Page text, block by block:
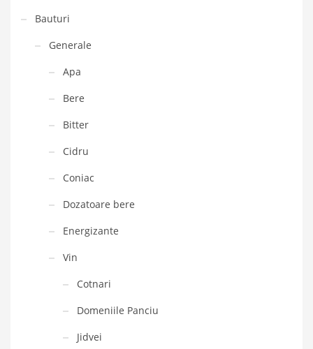
Bauturi
Generale
Apa
Bere
Bitter
Cidru
Coniac
Dozatoare bere
Energizante
Vin
Cotnari
Domeniile Panciu
Jidvei